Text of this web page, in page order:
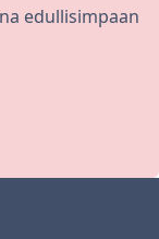
edullisimpaan